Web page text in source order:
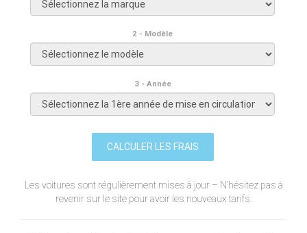
2 - Modèle
3 - Année
CALCULER LES FRAIS
Les voitures sont régulièrement mises à jour – N’hésitez pas à
revenir sur le site pour avoir les nouveaux tarifs.